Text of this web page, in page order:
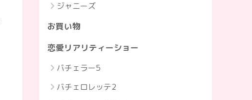
ジャニーズ
お買い物
恋愛リアリティーショー
バチェラー5
バチェロレッテ2